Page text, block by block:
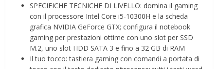
SPECIFICHE TECNICHE DI LIVELLO: domina il gaming
con il processore Intel Core i5-10300H e la scheda
grafica NVIDIA GeForce GTX; configura il notebook
gaming per prestazioni ottime con uno slot per SSD
M.2, uno slot HDD SATA 3 e fino a 32 GB di RAM
Il tuo tocco: tastiera gaming con comandi a portata di